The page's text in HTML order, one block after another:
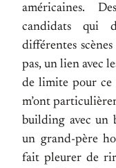
américaines.
candidats qui
différentes
pas, un lien avec
de limite pour ce
m’ont
building avec un
un grand-père
fait pleurer de